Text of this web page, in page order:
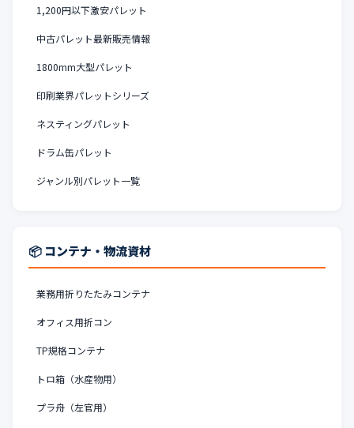
1,200円以下激安パレット
中古パレット最新販売情報
1800mm大型パレット
印刷業界パレットシリーズ
ネスティングパレット
ドラム缶パレット
ジャンル別パレット一覧
📦 コンテナ・物流資材
業務用折りたたみコンテナ
オフィス用折コン
TP規格コンテナ
トロ箱（水産物用）
プラ舟（左官用）